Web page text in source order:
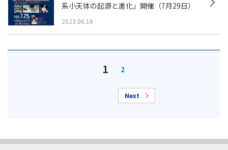
系小天体の起源と進化」開催（7月29日）
2023.06.16
1 2
Next